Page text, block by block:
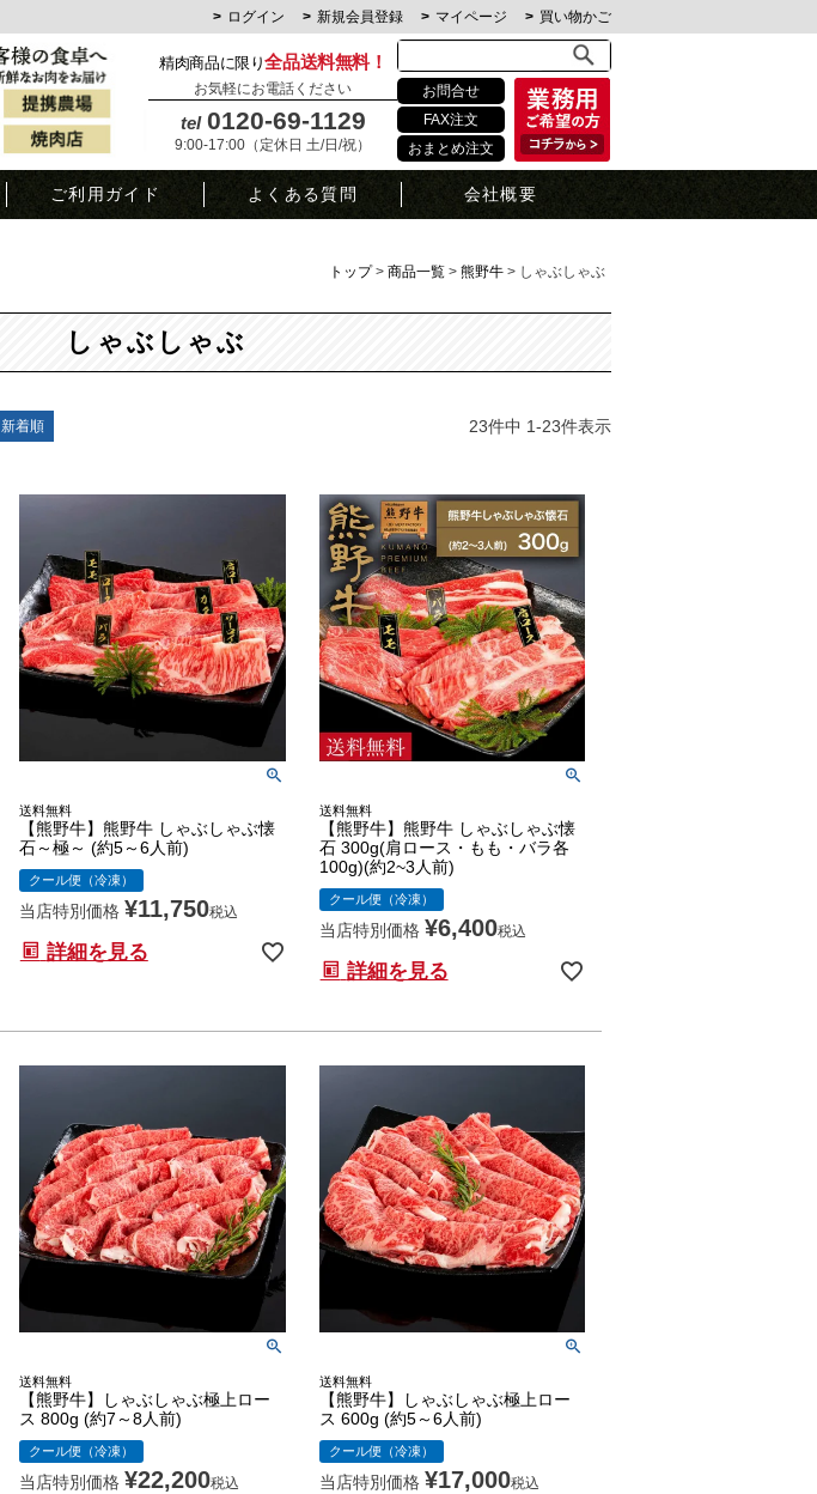
ログイン 新規会員登録 マイページ 買い物かご
精肉商品に限り全品送料無料！
お気軽にお電話ください
tel 0120-69-1129
9:00-17:00（定休日 土/日/祝）
お問合せ
FAX注文
おまとめ注文
ご利用ガイド よくある質問 会社概要
トップ 商品一覧 熊野牛 しゃぶしゃぶ
しゃぶしゃぶ
新着順 23件中 1-23件表示
送料無料
【熊野牛】熊野牛 しゃぶしゃぶ懐
石～極～ (約5～6人前)
クール便（冷凍）
当店特別価格 ¥11,750税込
詳細を見る
送料無料
【熊野牛】熊野牛 しゃぶしゃぶ懐
石 300g(肩ロース・もも・バラ各
100g)(約2~3人前)
クール便（冷凍）
当店特別価格 ¥6,400税込
詳細を見る
送料無料
【熊野牛】しゃぶしゃぶ極上ロー
ス 800g (約7～8人前)
クール便（冷凍）
当店特別価格 ¥22,200税込
送料無料
【熊野牛】しゃぶしゃぶ極上ロー
ス 600g (約5～6人前)
クール便（冷凍）
当店特別価格 ¥17,000税込